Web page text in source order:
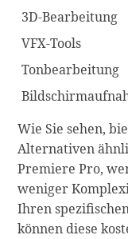
3D-Bearbeitung
VFX-Tools
Tonbearbeitung
Wie Sie sehen,
Alternativen
Premiere Pro,
weniger
Ihren
können diese